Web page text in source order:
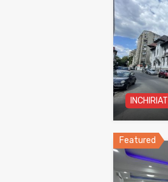
INCHIRIAT
Featured